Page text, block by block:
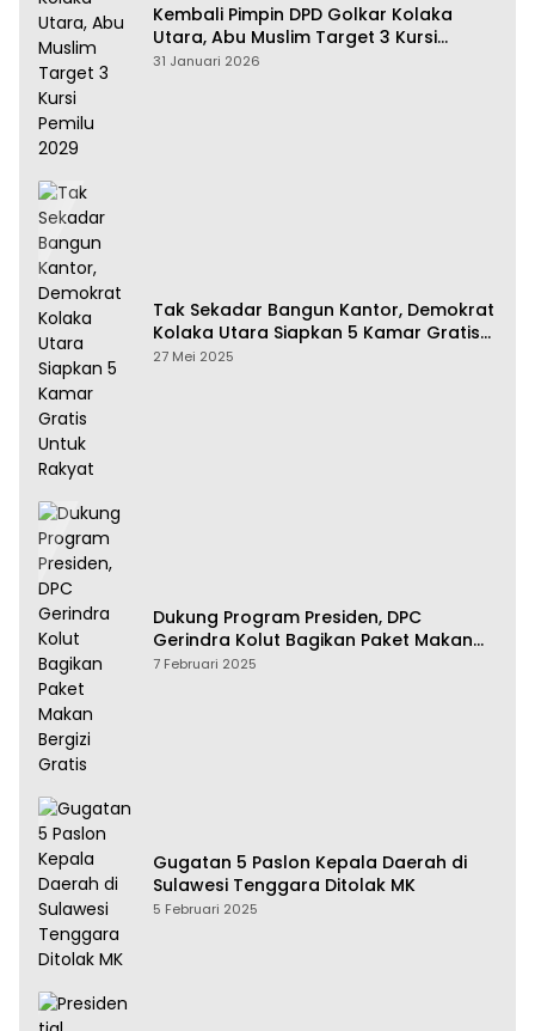
Kembali Pimpin DPD Golkar Kolaka
Utara, Abu Muslim Target 3 Kursi
Pemilu 2029
31 Januari 2026
Tak Sekadar Bangun Kantor, Demokrat
Kolaka Utara Siapkan 5 Kamar Gratis
Untuk Rakyat
27 Mei 2025
Dukung Program Presiden, DPC
Gerindra Kolut Bagikan Paket Makan
Bergizi Gratis
7 Februari 2025
Gugatan 5 Paslon Kepala Daerah di
Sulawesi Tenggara Ditolak MK
5 Februari 2025